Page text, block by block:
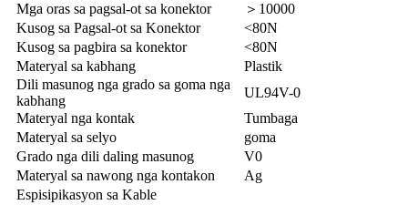
Mga oras sa pagsal-ot sa konektor
＞10000
Kusog sa Pagsal-ot sa Konektor
<80N
Kusog sa pagbira sa konektor
<80N
Materyal sa kabhang
Plastik
Dili masunog nga grado sa goma nga
kabhang
UL94V-0
Materyal nga kontak
Tumbaga
Materyal sa selyo
goma
Grado nga dili daling masunog
V0
Materyal sa nawong nga kontakon
Ag
Espisipikasyon sa Kable